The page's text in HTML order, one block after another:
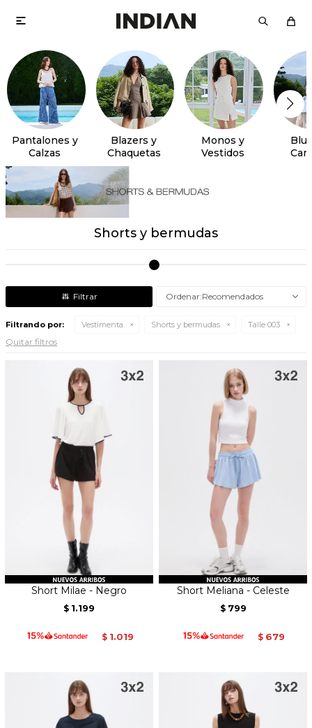

Pantalones y
Calzas
Blazers y
Chaquetas
Monos y
Vestidos
Shorts y bermudas
Recomendados
Filtrando por: Vestimenta Shorts y bermudas Talle 003
Quitar filtros
Short Milae - Negro
$ 1.199
$ 1.019
Short Meliana - Celeste
$ 799
$ 679